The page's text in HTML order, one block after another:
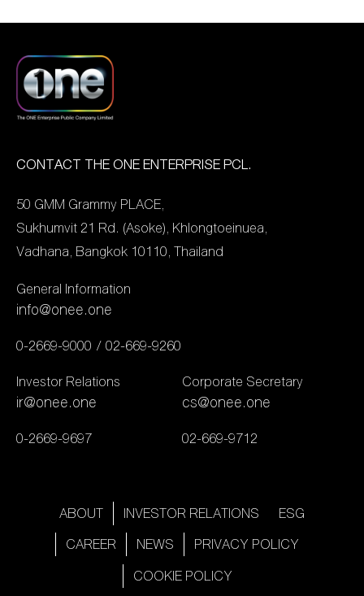
ร้องรางวัลถ้วย
การ “ชิงถ้วยพระราชทาน
สมเด็จพระกนิษฐาธิราชเจ้า
กรมสมเด็จพระเทพรัตนราช
ซึ่งถ้วยรางวัลนี้ถูกออกแบบ
ประติมากรเอกระดับโลก เริ่ม
ส่งความสุขด้วยเสียงเพลง
สุดเพราะ วันอาทิตย์ ที่ 29
มกราคมนี้ เวลา 18.00 น.
ติดตามชม “The Golden
5” ทุกวันอาทิตย์ เวลา
18:00 น. ทางช่องวัน 31 และ
สามารถรับชมทาง […]
ที่ ละครหลังข่าวระดับ
หลากหลายรสชาติ พร้อม
ขนทัพนักแสดงมากฝีมือทั่ว
ฟ้าเมืองไทย และนักแสดงรุ่น
บทบาทกันอย่างคับคั่ง เป็น
หลัง ที่จะมอบความสุขให้
แฟนๆ ได้สนุกจัดเต็มแบบ
ครบทุกอรรถรส ไปกับ
ผ่านหน้าจอทีวีช่องวัน31,
แพลตฟอร์มออนไลน์ และ
สตรีมมิ่ง OneD เปิดประเดิม
ตัว สำหรับละครเรื่อง
ที่ได้นางเอกคนสวย ณิชา–
ครั้งแรก ในบทบาทสุด
ท้าทายกับการสวมบทเป็น
นักจิตวิทยา ประกบพระเอก
หนุ่มสุดฮอตไบร์ท–นรภัทร
CONTACT THE ONE ENTERPRISE PCL.
50 GMM Grammy PLACE,
Sukhumvit 21 Rd. (Asoke), Khlongtoeinuea,
Vadhana, Bangkok 10110, Thailand
General Information
info@onee.one
0-2669-9000
02-669-9260
Investor Relations
ir@onee.one
0-2669-9697
Corporate Secretary
cs@onee.one
02-669-9712
ABOUT INVESTOR RELATIONS
ESG
CAREER
NEWS
PRIVACY POLICY
COOKIE POLICY